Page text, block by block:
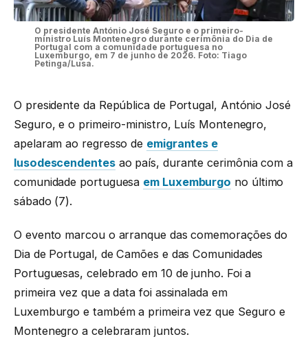
O presidente António José Seguro e o primeiro-
ministro Luís Montenegro durante cerimônia do Dia de
Portugal com a comunidade portuguesa no
Luxemburgo, em 7 de junho de 2026. Foto: Tiago
Petinga/Lusa.
O presidente da República de Portugal, António José
Seguro, e o primeiro-ministro, Luís Montenegro,
apelaram ao regresso de emigrantes e
lusodescendentesao país, durante cerimônia com a
comunidade portuguesa em Luxemburgo no último
sábado (7).
O evento marcou o arranque das comemorações do
Dia de Portugal, de Camões e das Comunidades
Portuguesas, celebrado em 10 de junho. Foi a
primeira vez que a data foi assinalada em
Luxemburgo e também a primeira vez que Seguro e
Montenegro a celebraram juntos.